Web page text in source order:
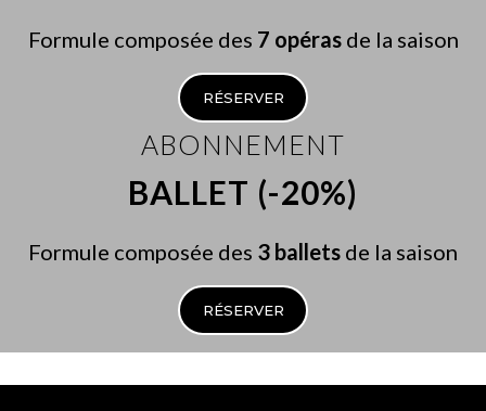
Formule composée des 7 opérasde la saison
RÉSERVER
ABONNEMENT
BALLET (-20%)
Formule composée des 3 ballets de la saison
RÉSERVER